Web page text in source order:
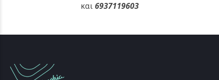
και6937119603